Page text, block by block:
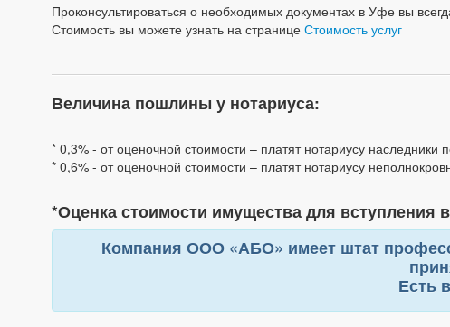
Проконсультироваться о необходимых документах в Уфе вы
Стоимость вы можете узнать на странице Стоимость услуг
Величина пошлины у нотариуса:
* 0,3% - от оценочной стоимости – платят нотариусу наследники
* 0,6% - от оценочной стоимости – платят нотариусу
*Оценка стоимости имущества для вступления
Компания ООО «АБО» имеет штат
Есть